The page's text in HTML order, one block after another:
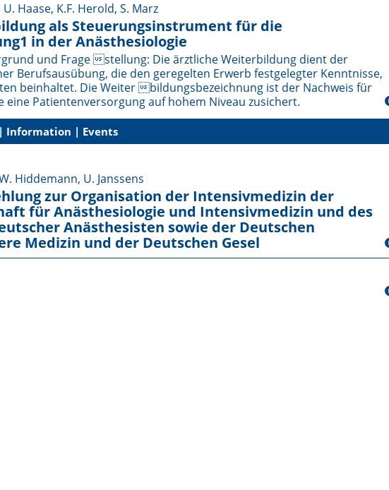
Haase, K.F. Herold, S. Marz
als Steuerungsinstrument für die
in der Anästhesiologie
und Frage stellung: Die ärztliche Weiterbildung dient der
Berufsausübung, die den geregelten Erwerb festgelegter Kenntnisse,
beinhaltet. Die Weiter bildungsbezeichnung ist der Nachweis für
eine Patientenversorgung auf hohem Niveau zusichert.
Information | Events
Hiddemann, U. Janssens
zur Organisation der Intensivmedizin der
für Anästhesiologie und Intensivmedizin und des
Anästhesisten sowie der Deutschen
Medizin und der Deutschen Gesel